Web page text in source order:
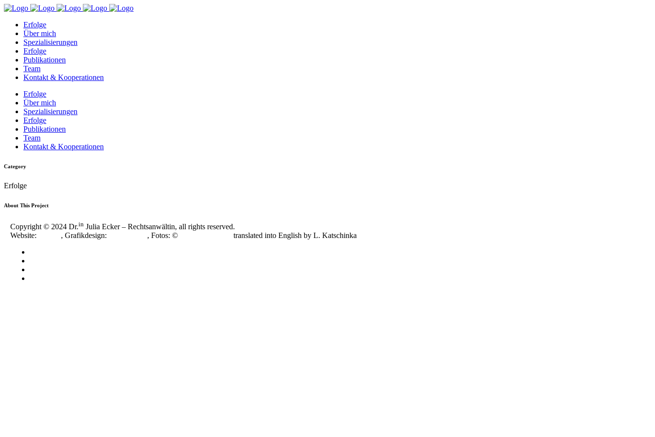
Erfolge
Über mich
Spezialisierungen
Erfolge
Publikationen
Team
Kontakt & Kooperationen
Erfolge
Über mich
Spezialisierungen
Erfolge
Publikationen
Team
Kontakt & Kooperationen
Category
Erfolge
About This Project
Copyright © 2024 Dr.in Julia Ecker – Rechtsanwältin, all rights reserved.
Website:
, Grafikdesign: , Fotos: ©
translated into English by L. Katschinka